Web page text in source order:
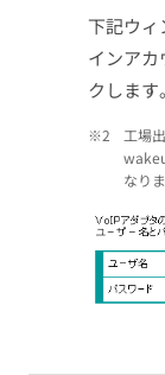
下記ウ
インア
クします。
※2
工場
なりま